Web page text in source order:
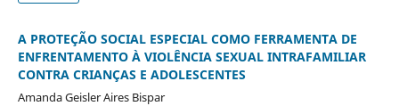
A PROTEÇÃO SOCIAL ESPECIAL COMO FERRAMENTA DE
ENFRENTAMENTO À VIOLÊNCIA SEXUAL INTRAFAMILIAR
CONTRA CRIANÇAS E ADOLESCENTES
Amanda Geisler Aires Bispar